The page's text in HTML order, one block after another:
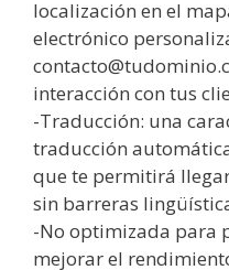
localización en el
electrónico
interacción con tus
-Traducción: una
traducción
que te permitirá
sin barreras
-No optimizada para
mejorar el